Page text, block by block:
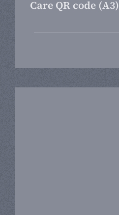
Care QR code (A3)